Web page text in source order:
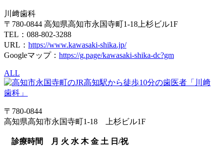
川﨑歯科
〒780-0844 高知県高知市永国寺町1-18上杉ビル1F
TEL：088-802-3288
URL： https://www.kawasaki-shika.jp/
Googleマップ： https://g.page/kawasaki-shika-dc?gm
ALL
〒780-0844
高知県高知市永国寺町1-18 上杉ビル1F
診療時間 月 火 水 木 金 土 日/祝